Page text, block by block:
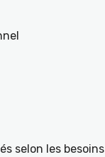
selon les besoins